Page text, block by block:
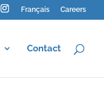
Français Careers
Contact